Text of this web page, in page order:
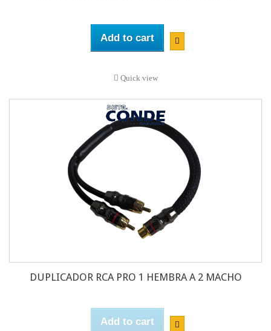
Add to cart
Quick view
DUPLICADOR RCA PRO 1 HEMBRA A 2 MACHO
Add to cart